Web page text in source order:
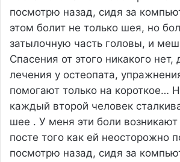
посмотрю назад, сидя за
этом болит не только шея, но
затылочную часть головы, и
Спасения от этого никакого
лечения у остеопата,
помогают только на короткое…
каждый второй человек
шее . У меня эти боли возникают
посте того как ей неосторожно
посмотрю назад, сидя за